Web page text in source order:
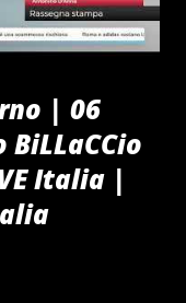
| 06
Italia |